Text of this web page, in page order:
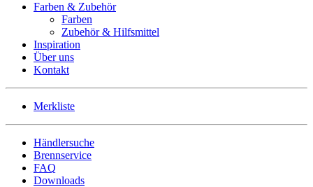
Farben & Zubehör
Farben
Zubehör & Hilfsmittel
Inspiration
Über uns
Kontakt
Merkliste
Händlersuche
Brennservice
FAQ
Downloads